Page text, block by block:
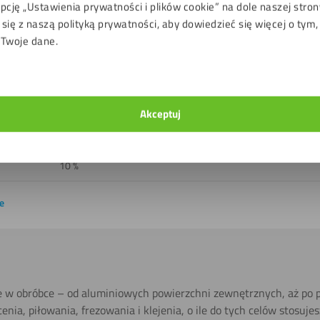
„Ustawienia prywatności i plików cookie” na dole naszej
z naszą polityką prywatności, aby dowiedzieć się więcej o
dane.
Akceptuj
Tak
+/- 1 mm
10 %
w obróbce – od aluminiowych powierzchni zewnętrznych, aż po
piłowania, frezowania i klejenia, o ile do tych celów